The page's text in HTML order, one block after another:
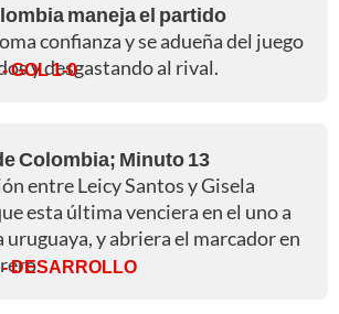
maneja el partido
confianza y se adueña del juego
y desgastando al rival.
- GOL 1-0
Colombia; Minuto 13
entre Leicy Santos y Gisela
esta última venciera en el uno a
uruguaya, y abriera el marcador en
- DESARROLLO